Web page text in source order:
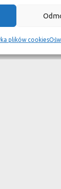
plików cookies
wieki
dużo krótsza.
sztuki."